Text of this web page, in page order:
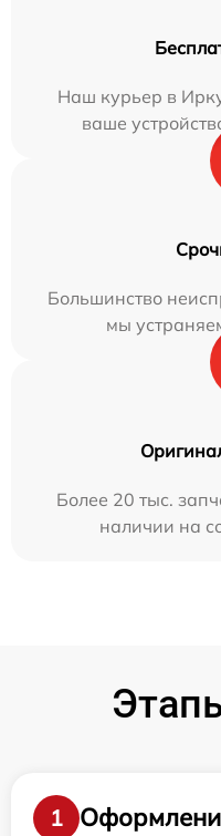
Наш курьер в
ваше
Большинство
мы
Более 20 тыс.
наличии на
1